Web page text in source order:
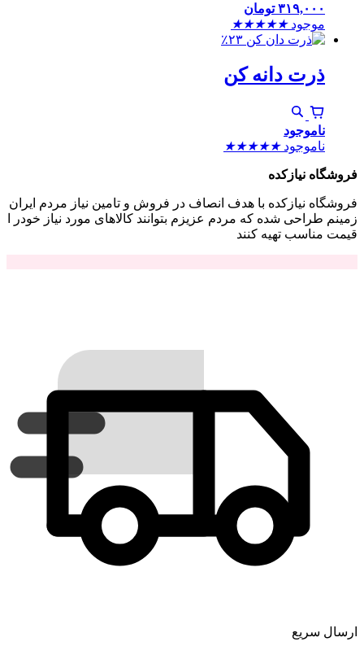
۳۱۹,۰۰۰ تومان
موجود ★
★
★
★
★
٪۲۳
ذرت دانه کن
ناموجود
ناموجود ★
★
★
★
★
فروشگاه نیازکده
فروشگاه نیازکده با هدف انصاف در فروش و تامین نیاز مردم ایران
زمینم طراحی شده که مردم عزیزم بتوانند کالاهای مورد نیاز خودر ا
قیمت مناسب تهیه کنند
ارسال سریع